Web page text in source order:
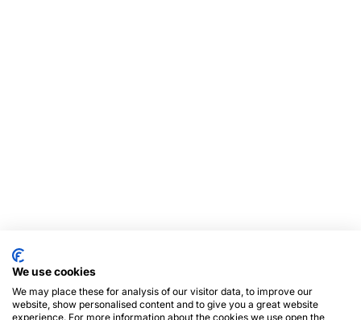
We use cookies
We may place these for analysis of our visitor data, to improve our
website, show personalised content and to give you a great website
experience. For more information about the cookies we use open the